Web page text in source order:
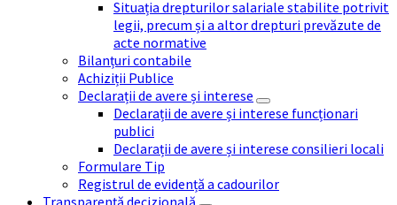
Situația drepturilor salariale stabilite potrivit
legii, precum și a altor drepturi prevăzute de
acte normative
Bilanțuri contabile
Achiziții Publice
Declarații de avere și interese
Declarații de avere și interese funcționari
publici
Declarații de avere și interese consilieri locali
Formulare Tip
Registrul de evidență a cadourilor
Transparență decizională